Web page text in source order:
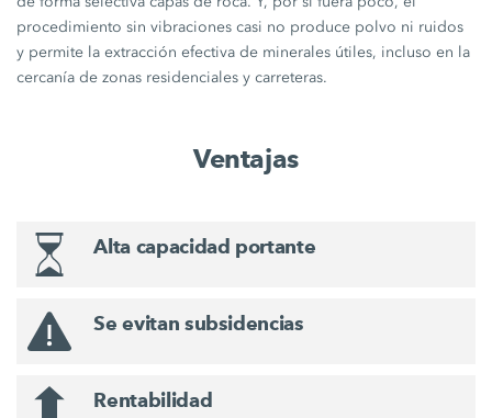
procedimiento sin vibraciones casi no produce polvo ni ruidos
y permite la extracción efectiva de minerales útiles, incluso en la
cercanía de zonas residenciales y carreteras.
Ventajas
Alta capacidad portante
Se evitan subsidencias
Rentabilidad